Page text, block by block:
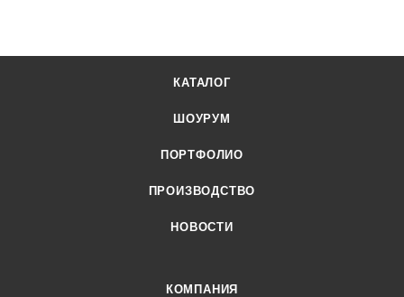
КАТАЛОГ
ШОУРУМ
ПОРТФОЛИО
ПРОИЗВОДСТВО
НОВОСТИ
КОМПАНИЯ